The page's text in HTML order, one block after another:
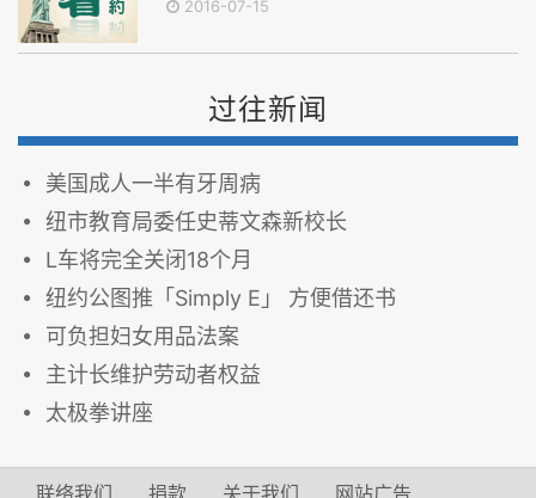
2016-07-15
过往新闻
美国成人一半有牙周病
纽市教育局委任史蒂文森新校长
L车将完全关闭18个月
纽约公图推「Simply E」 方便借还书
可负担妇女用品法案
主计长维护劳动者权益
太极拳讲座
联络我们 捐款 关于我们 网站广告